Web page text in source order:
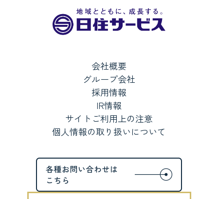
会社概要
グループ会社
採用情報
IR情報
サイトご利用上の注意
個人情報の取り扱いについて